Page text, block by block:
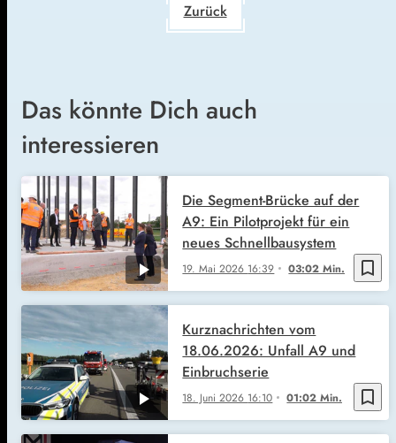
Zurück
Das könnte Dich auch
interessieren
bookmark_border
19. Mai 2026 16:39 03:02 Min.
Die Segment-Brücke auf der
A9: Ein Pilotprojekt für ein
neues Schnellbausystem
bookmark_border
18. Juni 2026 16:10 01:02 Min.
Kurznachrichten vom
18.06.2026: Unfall A9 und
Einbruchserie